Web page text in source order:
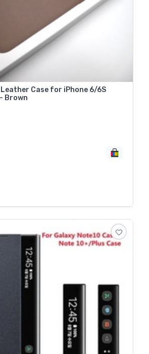
Case for iPhone 6/6S
Brown